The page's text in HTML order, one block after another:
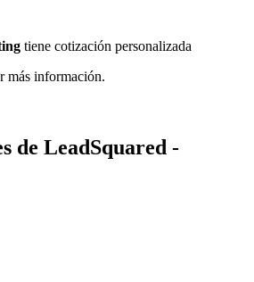
tiene cotización personalizada
más información.
de LeadSquared -